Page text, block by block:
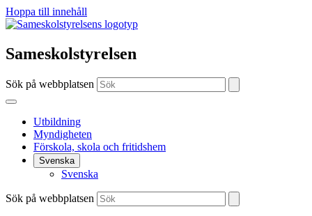
Hoppa till innehåll
Sameskolstyrelsen
Sök på webbplatsen
Utbildning
Myndigheten
Förskola, skola och fritidshem
Svenska
Svenska
Sök på webbplatsen